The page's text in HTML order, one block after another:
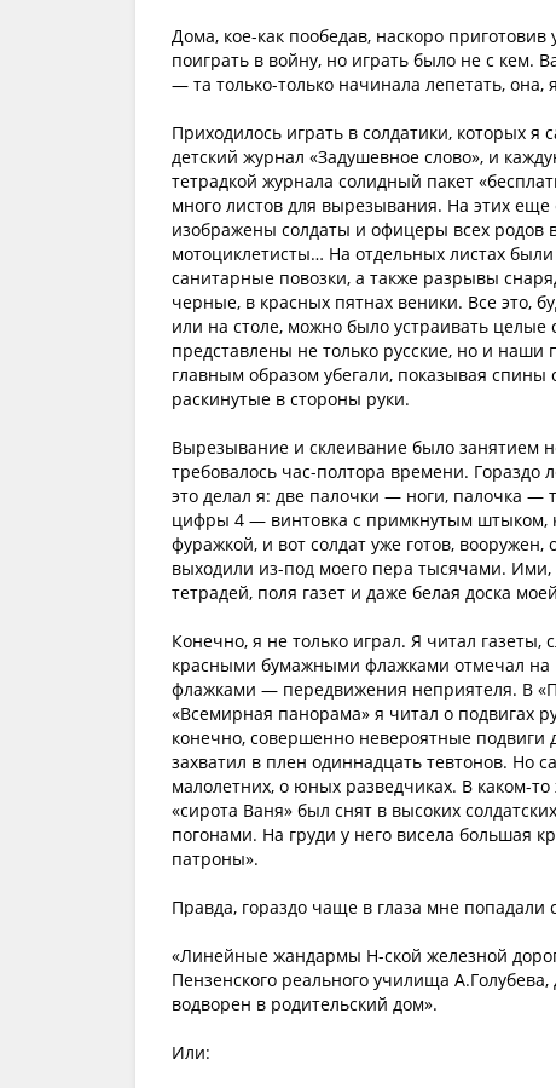
Дома, кое-как пообедав, наскоро
поиграть в войну, но играть было не с кем.
— та только-только начинала лепетать,
Приходилось играть в солдатики, которых
детский журнал «Задушевное слово», и
тетрадкой журнала солидный пакет
много листов для вырезывания. На этих
изображены солдаты и офицеры всех родов
мотоциклетисты… На отдельных листах
санитарные повозки, а также разрывы
черные, в красных пятнах веники. Все это,
или на столе, можно было устраивать
представлены не только русские, но и
главным образом убегали, показывая
раскинутые в стороны руки.
Вырезывание и склеивание было занятием
требовалось час-полтора времени. Гораздо
это делал я: две палочки — ноги, палочка
цифры 4 — винтовка с примкнутым штыком,
фуражкой, и вот солдат уже готов,
выходили из-под моего пера тысячами.
тетрадей, поля газет и даже белая доска
Конечно, я не только играл. Я читал
красными бумажными флажками отмечал
флажками — передвижения неприятеля. В
«Всемирная панорама» я читал о подвигах
конечно, совершенно невероятные подвиги
захватил в плен одиннадцать тевтонов. Но
малолетних, о юных разведчиках. В каком-
«сирота Ваня» был снят в высоких
погонами. На груди у него висела большая
патроны».
Правда, гораздо чаще в глаза мне
«Линейные жандармы Н-ской железной
Пензенского реального училища
водворен в родительский дом».
Или: